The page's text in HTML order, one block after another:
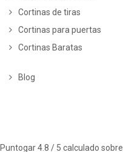
Cortinas de tiras
Cortinas para puertas
Cortinas Baratas
Blog
Puntogar4.8 / 5 calculado sobre